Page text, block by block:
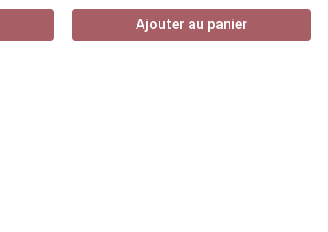
Ajouter au panier